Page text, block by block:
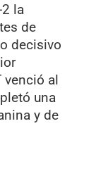
la
de
decisivo
venció al
una
y de